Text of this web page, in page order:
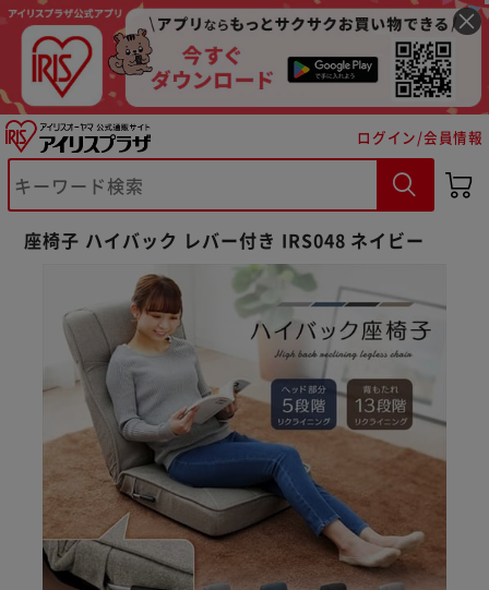
ログイン/会員情報
座椅子 ハイバック レバー付き IRS048 ネイビー
※ご確認ください
カートに入れる 購入手続きへ